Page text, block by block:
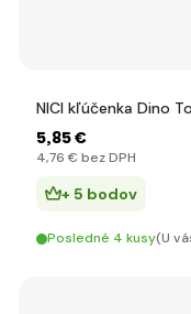
NICI kľúčenka Dino
5,85 €
4,76 € bez DPH
+ 5 bodov
Posledné 4 kusy(U